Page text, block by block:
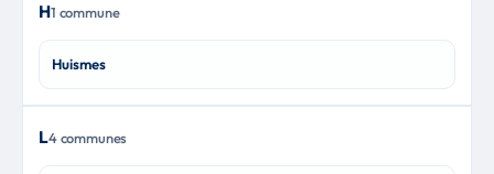
H1 commune
Huismes
L4 communes